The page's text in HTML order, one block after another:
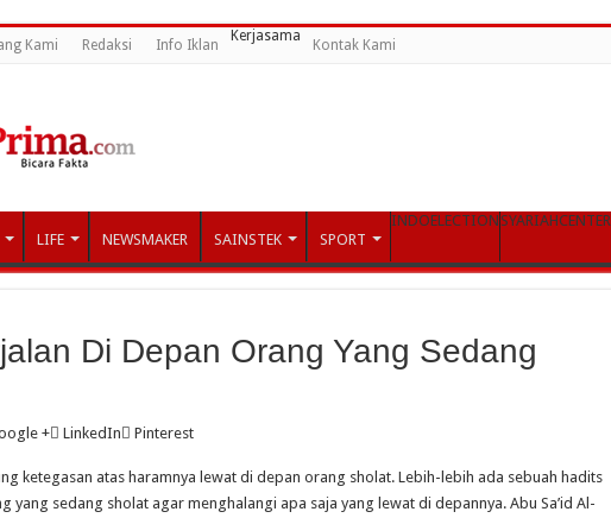
Kami Redaksi Info Iklan
Kerjasama
Kontak Kami
LIFE NEWSMAKER SAINSTEK SPORT
INDOELECTION SYARIAHCENTER
Di Depan Orang Yang Sedang
+ LinkedIn Pinterest
ketegasan atas haramnya lewat di depan orang sholat. Lebih-lebih ada sebuah hadits
yang sedang sholat agar menghalangi apa saja yang lewat di depannya. Abu Sa’id Al-